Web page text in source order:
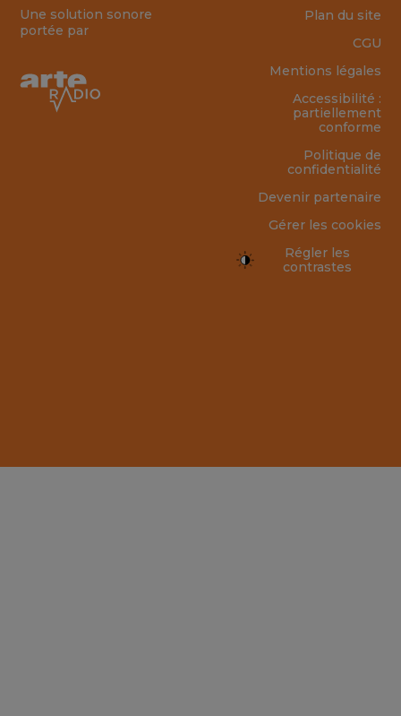
Une solution sonore
portée par
Plan du site
CGU
Mentions légales
Accessibilité :
partiellement
conforme
Politique de
confidentialité
Devenir partenaire
Gérer les cookies
Régler les
contrastes